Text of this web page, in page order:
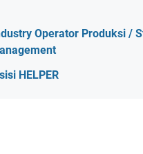
Operator Produksi /
HELPER